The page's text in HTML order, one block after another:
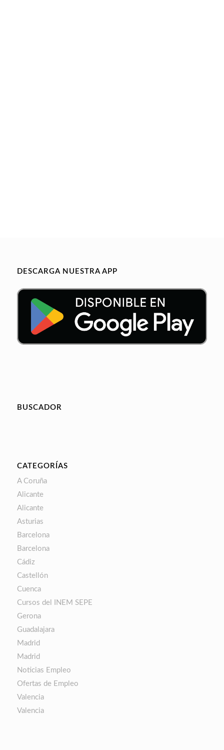
DESCARGA NUESTRA APP
BUSCADOR
CATEGORÍAS
A Coruña
Alicante
Alicante
Asturias
Barcelona
Barcelona
Cádiz
Castellón
Cuenca
Cursos del INEM SEPE
Gerona
Guadalajara
Madrid
Madrid
Noticias Empleo
Ofertas de Empleo
Valencia
Valencia